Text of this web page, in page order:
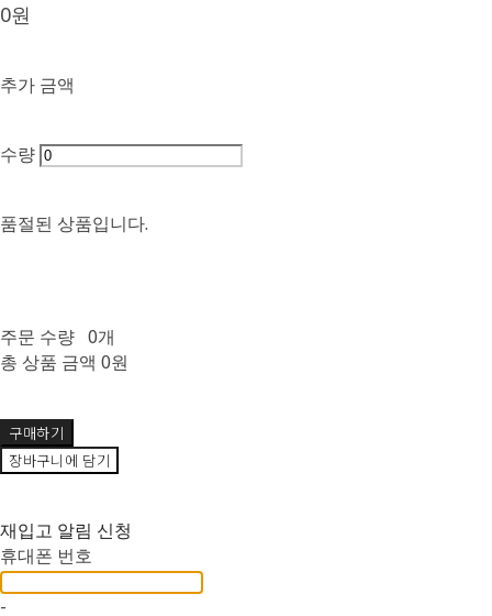
0원
추가 금액
수량
품절된 상품입니다.
주문 수량 0개
총 상품 금액 0원
구매하기
장바구니에 담기
재입고 알림 신청
휴대폰 번호
-